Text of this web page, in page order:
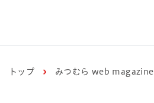
トップ みつむら web magazine